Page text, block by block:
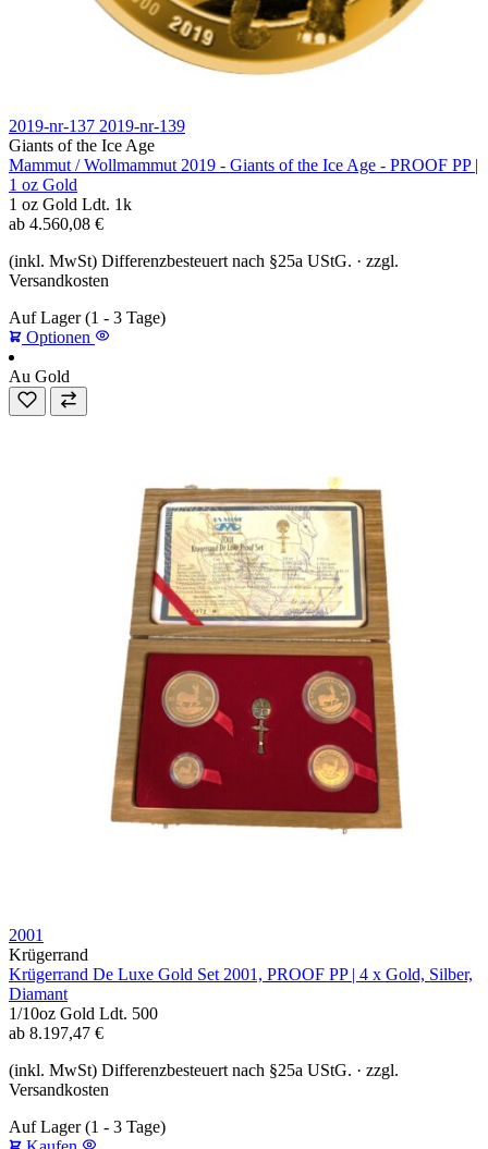
2019-nr-137 2019-nr-139
Giants of the Ice Age
Mammut / Wollmammut 2019 - Giants of the Ice Age - PROOF PP |
1 oz Gold
1 oz Gold Ldt. 1k
ab 4.560,08 €
(inkl. MwSt) Differenzbesteuert nach §25a UStG. · zzgl.
Versandkosten
Auf Lager (1 - 3 Tage)
Optionen
Au Gold
2001
Krügerrand
Krügerrand De Luxe Gold Set 2001, PROOF PP | 4 x Gold, Silber,
Diamant
1/10oz Gold Ldt. 500
ab 8.197,47 €
(inkl. MwSt) Differenzbesteuert nach §25a UStG. · zzgl.
Versandkosten
Auf Lager (1 - 3 Tage)